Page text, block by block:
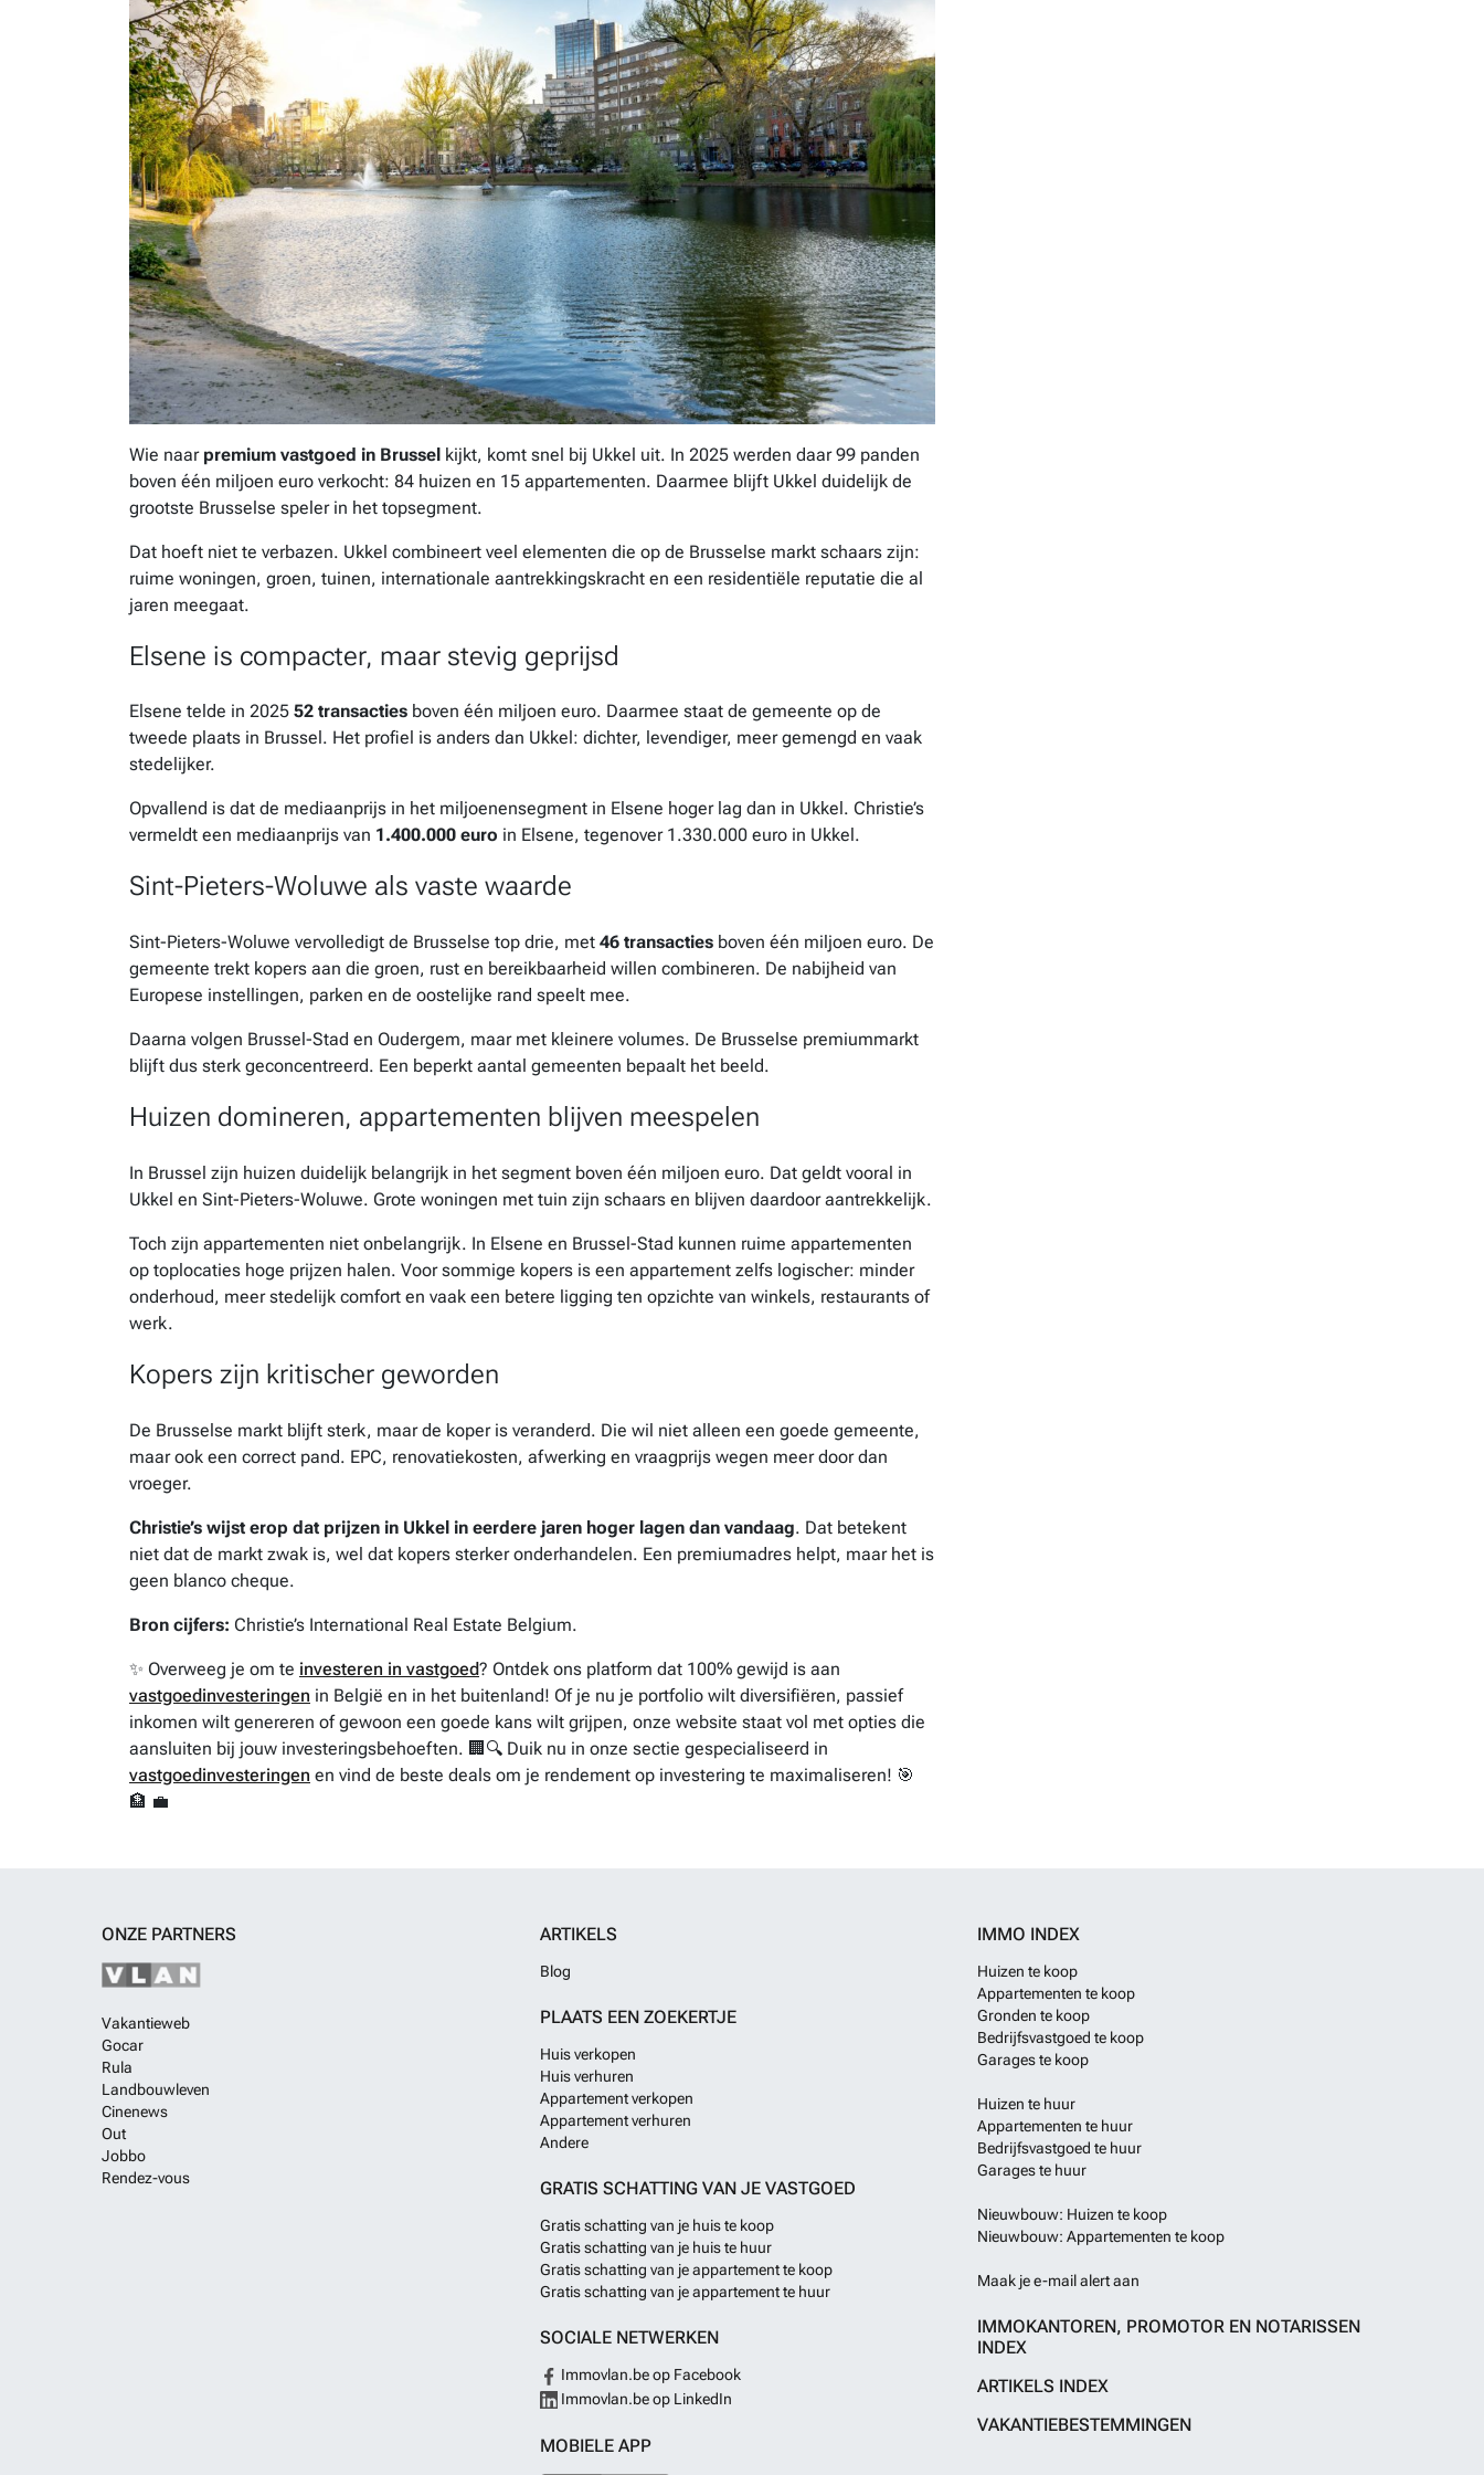
Wie naar premium vastgoed in Brussel kijkt, komt snel bij Ukkel uit. In 2025 werden daar 99 panden
boven één miljoen euro verkocht: 84 huizen en 15 appartementen. Daarmee blijft Ukkel duidelijk de
grootste Brusselse speler in het topsegment.
Dat hoeft niet te verbazen. Ukkel combineert veel elementen die op de Brusselse markt schaars zijn:
ruime woningen, groen, tuinen, internationale aantrekkingskracht en een residentiële reputatie die al
jaren meegaat.
Elsene is compacter, maar stevig geprijsd
Elsene telde in 2025 52 transacties boven één miljoen euro. Daarmee staat de gemeente op de
tweede plaats in Brussel. Het profiel is anders dan Ukkel: dichter, levendiger, meer gemengd en vaak
stedelijker.
Opvallend is dat de mediaanprijs in het miljoenensegment in Elsene hoger lag dan in Ukkel. Christie’s
vermeldt een mediaanprijs van 1.400.000 euro in Elsene, tegenover 1.330.000 euro in Ukkel.
Sint-Pieters-Woluwe als vaste waarde
Sint-Pieters-Woluwe vervolledigt de Brusselse top drie, met 46 transacties boven één miljoen euro. De
gemeente trekt kopers aan die groen, rust en bereikbaarheid willen combineren. De nabijheid van
Europese instellingen, parken en de oostelijke rand speelt mee.
Daarna volgen Brussel-Stad en Oudergem, maar met kleinere volumes. De Brusselse premiummarkt
blijft dus sterk geconcentreerd. Een beperkt aantal gemeenten bepaalt het beeld.
Huizen domineren, appartementen blijven meespelen
In Brussel zijn huizen duidelijk belangrijk in het segment boven één miljoen euro. Dat geldt vooral in
Ukkel en Sint-Pieters-Woluwe. Grote woningen met tuin zijn schaars en blijven daardoor aantrekkelijk.
Toch zijn appartementen niet onbelangrijk. In Elsene en Brussel-Stad kunnen ruime appartementen
op toplocaties hoge prijzen halen. Voor sommige kopers is een appartement zelfs logischer: minder
onderhoud, meer stedelijk comfort en vaak een betere ligging ten opzichte van winkels, restaurants of
werk.
Kopers zijn kritischer geworden
De Brusselse markt blijft sterk, maar de koper is veranderd. Die wil niet alleen een goede gemeente,
maar ook een correct pand. EPC, renovatiekosten, afwerking en vraagprijs wegen meer door dan
vroeger.
Christie’s wijst erop dat prijzen in Ukkel in eerdere jaren hoger lagen dan vandaag. Dat betekent
niet dat de markt zwak is, wel dat kopers sterker onderhandelen. Een premiumadres helpt, maar het is
geen blanco cheque.
Bron cijfers: Christie’s International Real Estate Belgium.
✨ Overweeg je om te investeren in vastgoed? Ontdek ons platform dat 100% gewijd is aan
vastgoedinvesteringen in België en in het buitenland! Of je nu je portfolio wilt diversifiëren, passief
inkomen wilt genereren of gewoon een goede kans wilt grijpen, onze website staat vol met opties die
aansluiten bij jouw investeringsbehoeften. 🏢🔍 Duik nu in onze sectie gespecialiseerd in
vastgoedinvesteringen en vind de beste deals om je rendement op investering te maximaliseren! 🎯
🏦 💼
ONZE PARTNERS
Vakantieweb
Gocar
Rula
Landbouwleven
Cinenews
Out
Jobbo
Rendez-vous
ARTIKELS
Blog
PLAATS EEN ZOEKERTJE
Huis verkopen
Huis verhuren
Appartement verkopen
Appartement verhuren
Andere
GRATIS SCHATTING VAN JE VASTGOED
Gratis schatting van je huis te koop
Gratis schatting van je huis te huur
Gratis schatting van je appartement te koop
Gratis schatting van je appartement te huur
SOCIALE NETWERKEN
Immovlan.be op Facebook
Immovlan.be op LinkedIn
MOBIELE APP
IMMO INDEX
Huizen te koop
Appartementen te koop
Gronden te koop
Bedrijfsvastgoed te koop
Garages te koop
Huizen te huur
Appartementen te huur
Bedrijfsvastgoed te huur
Garages te huur
Nieuwbouw: Huizen te koop
Nieuwbouw: Appartementen te koop
Maak je e-mail alert aan
IMMOKANTOREN, PROMOTOR EN NOTARISSEN
INDEX
ARTIKELS INDEX
VAKANTIEBESTEMMINGEN